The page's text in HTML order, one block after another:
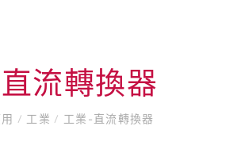
流轉換器
/ 工業 / 工業-直流轉換器